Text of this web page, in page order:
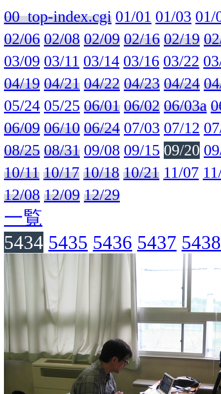
00_top-index.cgi 01/01 01/03 01/
02/06 02/08 02/09 02/16 02/19
03/09 03/11 03/14 03/16 03/22
04/19 04/21 04/22 04/23 04/24
05/24 05/25 06/01 06/02 06/03a
06/09 06/10 06/24 07/03 07/12
08/25 08/31 09/08 09/15 09/20
10/11 10/17 10/18 10/21 11/07
12/08 12/09 12/29
一覧
5434 5435 5436 5437 5438